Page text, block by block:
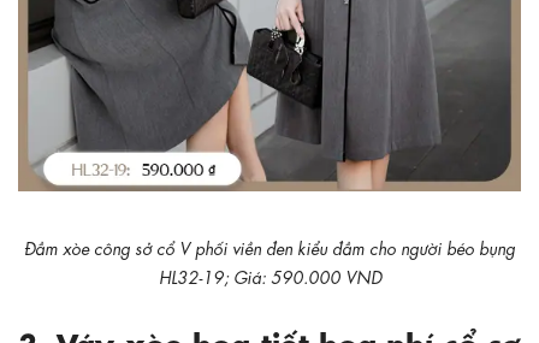
Đầm xòe công sở cổ V phối viền đen kiểu đầm cho người béo bụng
HL32-19; Giá: 590.000 VND